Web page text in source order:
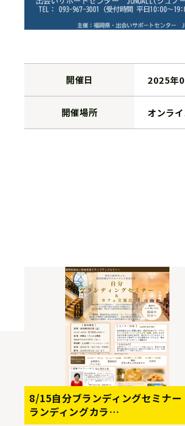
開催日 2025年
開催場所 オンラ
8/15自分ブランディングセミナー
ランディングカラ…